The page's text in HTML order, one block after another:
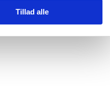
Tillad alle